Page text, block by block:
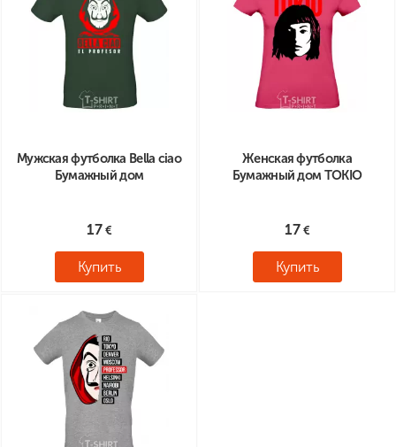
Мужская футболка Bella ciao
Бумажный дом
17
Купить
Женская футболка
Бумажный дом TOKIO
17
Купить